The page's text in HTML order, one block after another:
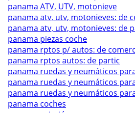
panama ATV, UTV, motonieve
panama atv, utv, motonieves: de
panama atv, utv, motonieves: de
panama piezas coche
panama rptos p/ autos: de comerc
panama rptos autos: de partic
panama ruedas y neumáticos
panama ruedas y neumáticos
panama ruedas y neumáticos
panama coches